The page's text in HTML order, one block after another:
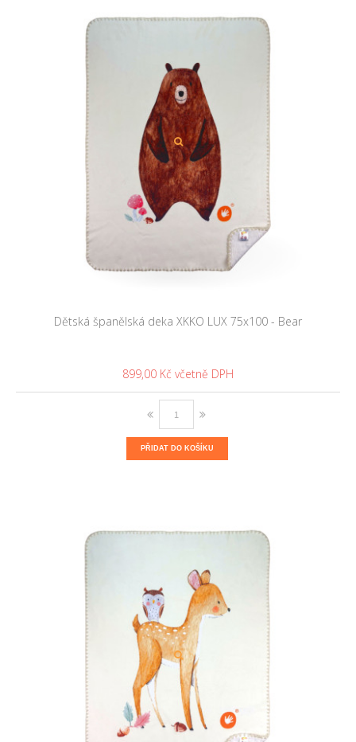
Dětská španělská deka XKKO LUX 75x100 - Bear
899,00 Kč
PŘIDAT DO KOŠÍKU